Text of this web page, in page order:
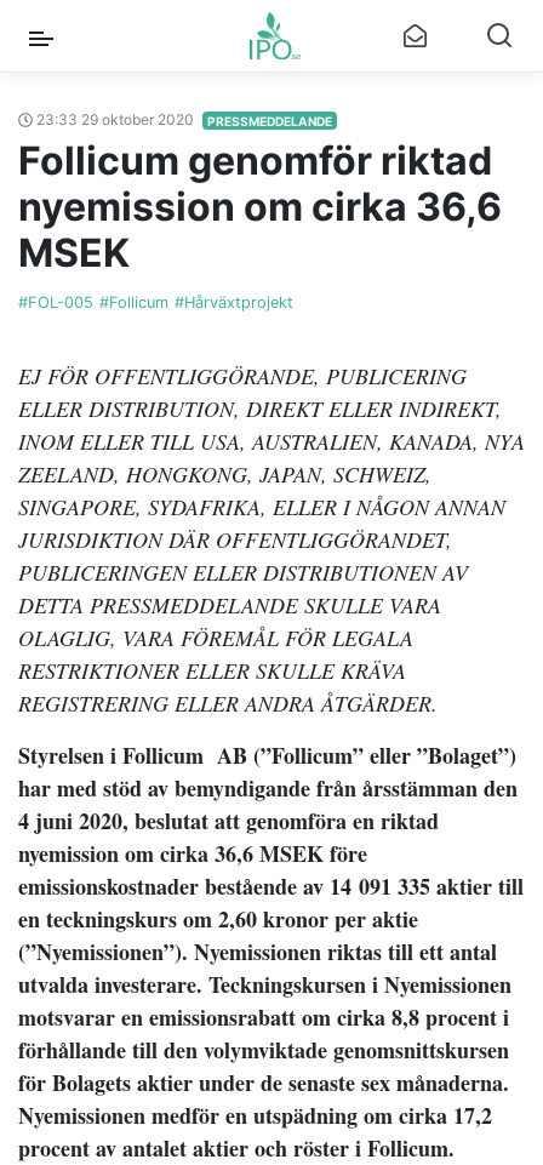
23:33 29 oktober 2020 PRESSMEDDELANDE
Follicum genomför riktad
nyemission om cirka 36,6
MSEK
#FOL-005 #Follicum #Hårväxtprojekt
EJ FÖR OFFENTLIGGÖRANDE, PUBLICERING
ELLER DISTRIBUTION, DIREKT ELLER INDIREKT,
INOM ELLER TILL USA, AUSTRALIEN, KANADA, NYA
ZEELAND, HONGKONG, JAPAN, SCHWEIZ,
SINGAPORE, SYDAFRIKA, ELLER I NÅGON ANNAN
JURISDIKTION DÄR OFFENTLIGGÖRANDET,
PUBLICERINGEN ELLER DISTRIBUTIONEN AV
DETTA PRESSMEDDELANDE SKULLE VARA
OLAGLIG, VARA FÖREMÅL FÖR LEGALA
RESTRIKTIONER ELLER SKULLE KRÄVA
REGISTRERING ELLER ANDRA ÅTGÄRDER.
Styrelsen i Follicum AB (”Follicum” eller ”Bolaget”)
har med stöd av bemyndigande från årsstämman den
4 juni 2020, beslutat att genomföra en riktad
nyemission om cirka 36,6 MSEK före
emissionskostnader bestående av 14 091 335 aktier till
en teckningskurs om 2,60 kronor per aktie
(”Nyemissionen”). Nyemissionen riktas till ett antal
utvalda investerare. Teckningskursen i Nyemissionen
motsvarar en emissionsrabatt om cirka 8,8 procent i
förhållande till den volymviktade genomsnittskursen
för Bolagets aktier under de senaste sex månaderna.
Nyemissionen medför en utspädning om cirka 17,2
procent av antalet aktier och röster i Follicum.